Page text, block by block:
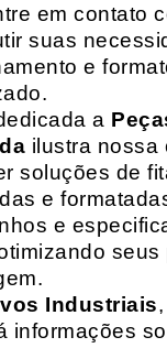
em contato
suas
e
a
ilustra nossa
soluções de
e
e
seus
Industriais
informações